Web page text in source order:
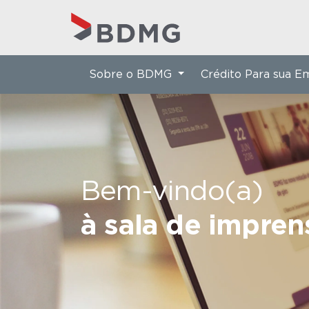
Bem-vindo(a)
à sala de
Sobre o BDMG Crédito Para sua